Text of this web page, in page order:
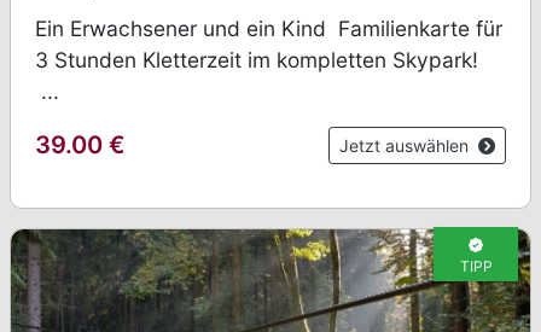
Ein Erwachsener und ein Kind Familienkarte für
3 Stunden Kletterzeit im kompletten Skypark!
...
39.00 € Jetzt auswählen
TIPP